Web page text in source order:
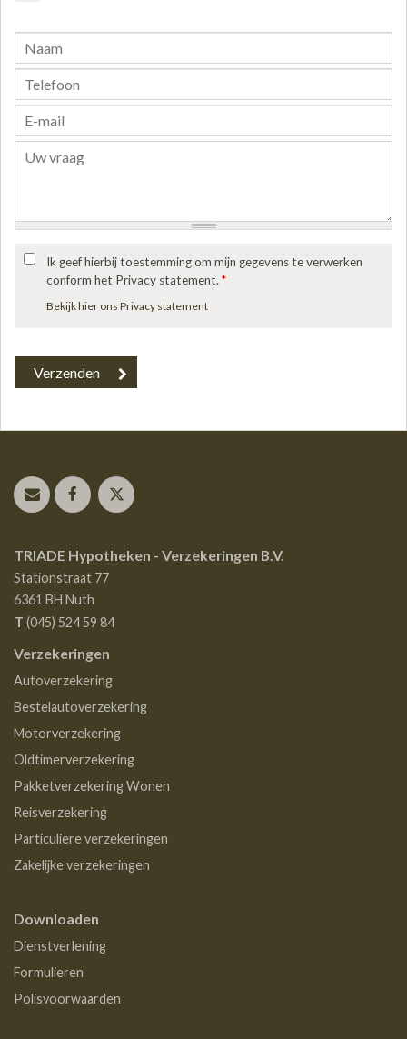
Ik geef hierbij toestemming om mijn gegevens te verwerken
conform het Privacy statement.*
Bekijk hier ons Privacy statement
TRIADE Hypotheken - Verzekeringen B.V.
Stationstraat 77
6361 BH Nuth
T (045) 524 59 84
Verzekeringen
Autoverzekering
Bestelautoverzekering
Motorverzekering
Oldtimerverzekering
Pakketverzekering Wonen
Reisverzekering
Particuliere verzekeringen
Zakelijke verzekeringen
Downloaden
Dienstverlening
Formulieren
Polisvoorwaarden